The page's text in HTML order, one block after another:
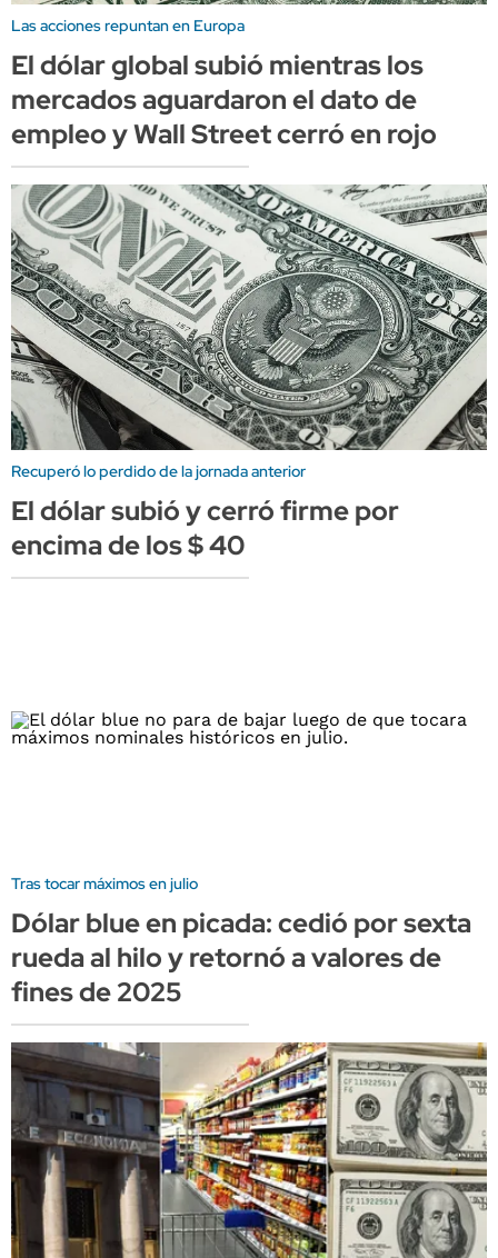
Las acciones repuntan en Europa
El dólar global subió mientras los
mercados aguardaron el dato de
empleo y Wall Street cerró en rojo
Recuperó lo perdido de la jornada anterior
El dólar subió y cerró firme por
encima de los $ 40
Tras tocar máximos en julio
Dólar blue en picada: cedió por sexta
rueda al hilo y retornó a valores de
fines de 2025